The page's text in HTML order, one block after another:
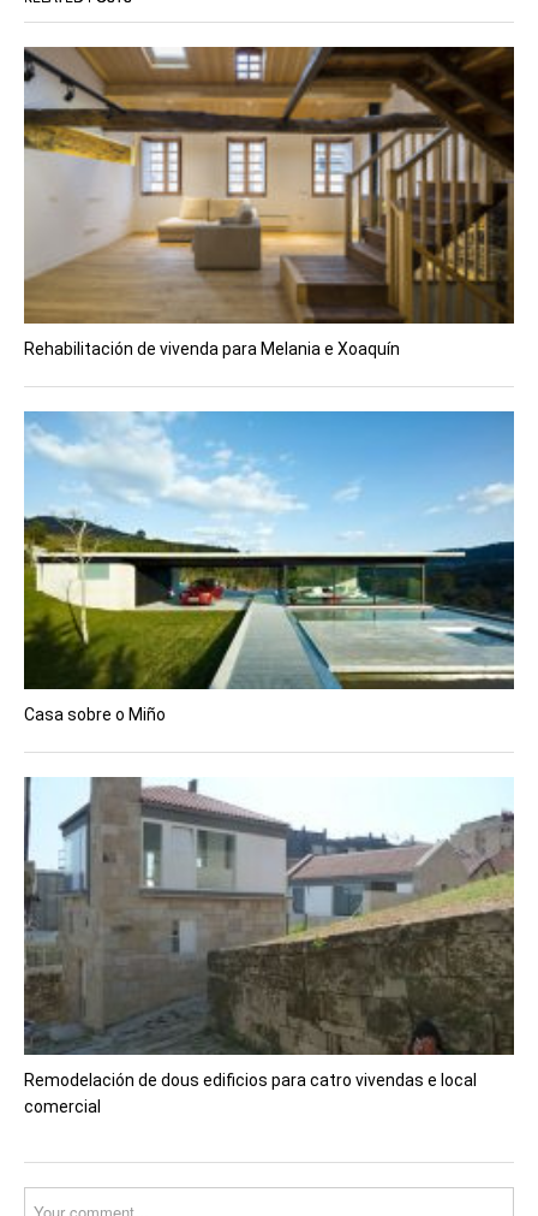
Rehabilitación de vivenda para Melania e Xoaquín
Casa sobre o Miño
Remodelación de dous edificios para catro vivendas e local
comercial